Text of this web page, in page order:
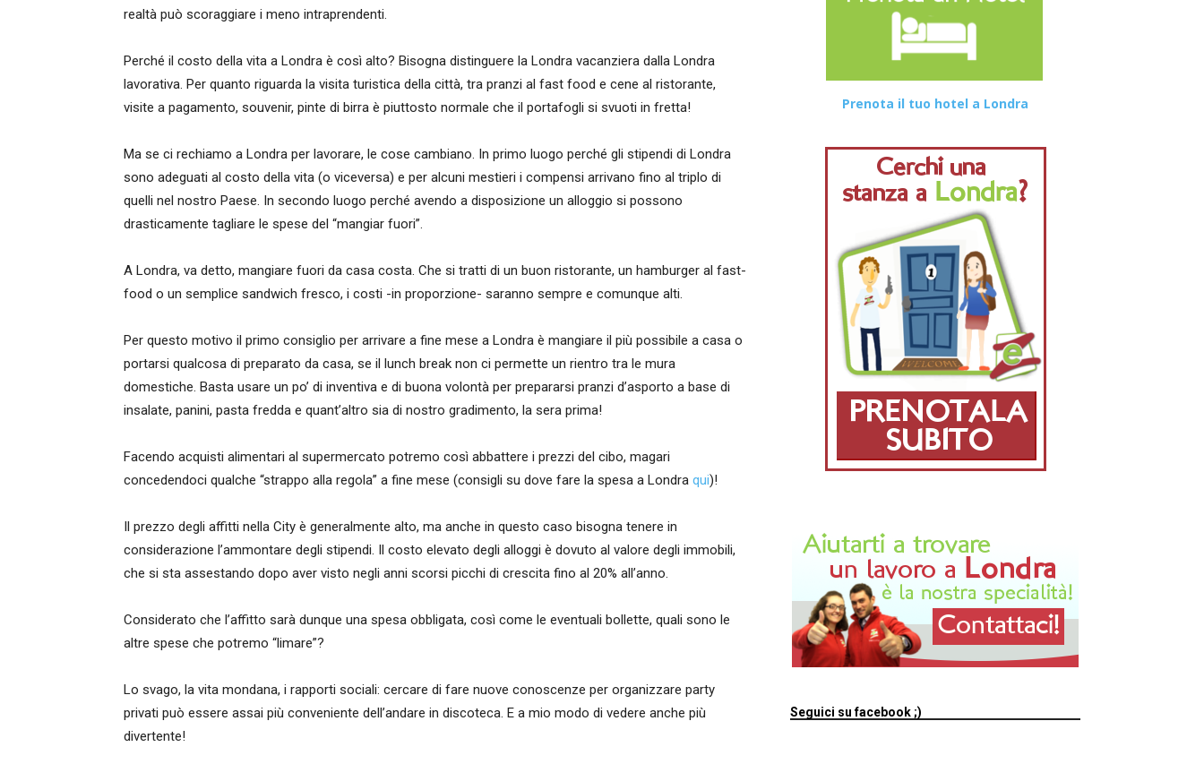
realtà può scoraggiare i meno intraprendenti.
Perché il costo della vita a Londra è così alto? Bisogna distinguere la Londra vacanziera dalla Londra
lavorativa. Per quanto riguarda la visita turistica della città, tra pranzi al fast food e cene al ristorante,
visite a pagamento, souvenir, pinte di birra è piuttosto normale che il portafogli si svuoti in fretta!
Ma se ci rechiamo a Londra per lavorare, le cose cambiano. In primo luogo perché gli stipendi di Londra
sono adeguati al costo della vita (o viceversa) e per alcuni mestieri i compensi arrivano fino al triplo di
quelli nel nostro Paese. In secondo luogo perché avendo a disposizione un alloggio si possono
drasticamente tagliare le spese del “mangiar fuori”.
A Londra, va detto, mangiare fuori da casa costa. Che si tratti di un buon ristorante, un hamburger al fast-
food o un semplice sandwich fresco, i costi -in proporzione- saranno sempre e comunque alti.
Per questo motivo il primo consiglio per arrivare a fine mese a Londra è mangiare il più possibile a casa o
portarsi qualcosa di preparato da casa, se il lunch break non ci permette un rientro tra le mura
domestiche. Basta usare un po’ di inventiva e di buona volontà per prepararsi pranzi d’asporto a base di
insalate, panini, pasta fredda e quant’altro sia di nostro gradimento, la sera prima!
Facendo acquisti alimentari al supermercato potremo così abbattere i prezzi del cibo, magari
concedendoci qualche “strappo alla regola” a fine mese (consigli su dove fare la spesa a Londra qui)!
Il prezzo degli affitti nella City è generalmente alto, ma anche in questo caso bisogna tenere in
considerazione l’ammontare degli stipendi. Il costo elevato degli alloggi è dovuto al valore degli immobili,
che si sta assestando dopo aver visto negli anni scorsi picchi di crescita fino al 20% all’anno.
Considerato che l’affitto sarà dunque una spesa obbligata, così come le eventuali bollette, quali sono le
altre spese che potremo “limare”?
Lo svago, la vita mondana, i rapporti sociali: cercare di fare nuove conoscenze per organizzare party
privati può essere assai più conveniente dell’andare in discoteca. E a mio modo di vedere anche più
divertente!
Prenota il tuo hotel a Londra
Seguici su facebook ;)